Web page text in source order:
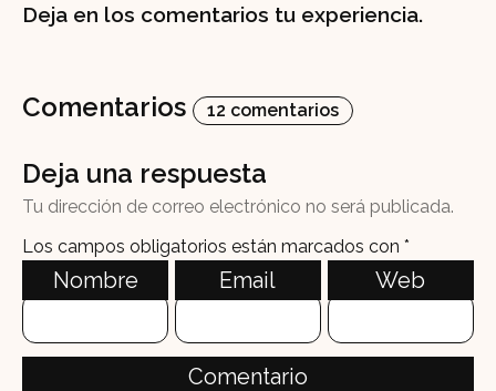
Deja en los comentarios tu experiencia.
Comentarios 12 comentarios
Deja una respuesta
Tu dirección de correo electrónico no será publicada.
Los campos obligatorios están marcados con *
Nombre Email Web
Comentario